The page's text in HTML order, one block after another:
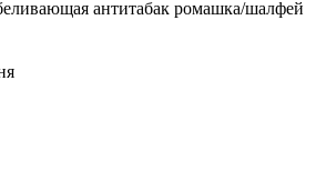
антитабак ромашка/шалфей